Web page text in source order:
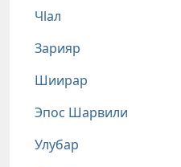
Чlал
Зарияр
Шиирар
Эпос Шарвили
Улубар